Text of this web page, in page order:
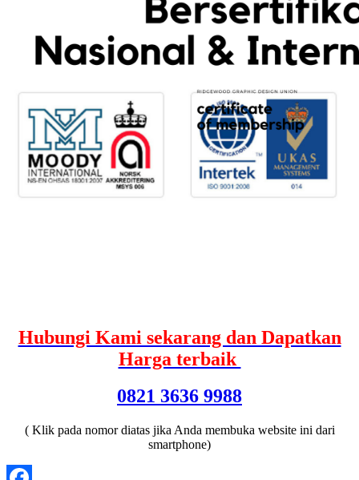
Hubungi Kami sekarang dan Dapatkan
Harga terbaik
0821 3636 9988
( Klik pada nomor diatas jika Anda membuka website ini dari
smartphone)